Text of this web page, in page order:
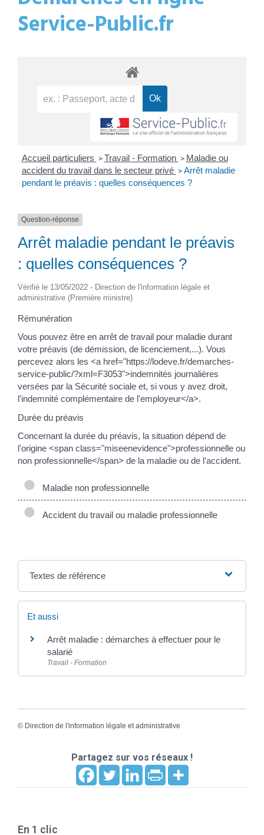
Service-Public.fr
Accueil particuliers > Travail - Formation > Maladie ou
accident du travail dans le secteur privé > Arrêt maladie
pendant le préavis : quelles conséquences ?
Question-réponse
Arrêt maladie pendant le préavis
: quelles conséquences ?
Vérifié le 13/05/2022 - Direction de l'information légale et
administrative (Première ministre)
Rémunération
Vous pouvez être en arrêt de travail pour maladie durant
votre préavis (de démission, de licenciement,...). Vous
percevez alors les <a href="https://lodeve.fr/demarches-
service-public/?xml=F3053">indemnités journalières
versées par la Sécurité sociale et, si vous y avez droit,
l'indemnité complémentaire de l'employeur</a>.
Durée du préavis
Concernant la durée du préavis, la situation dépend de
l'origine <span class="miseenevidence">professionnelle ou
non professionnelle</span> de la maladie ou de l'accident.
Maladie non professionnelle
Accident du travail ou maladie professionnelle
Textes de référence
Et aussi
Arrêt maladie : démarches à effectuer pour le
salarié
Travail - Formation
© Direction de l'information légale et administrative
Partagez sur vos réseaux !
En 1 clic